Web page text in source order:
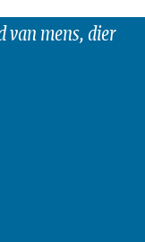
van mens, dier